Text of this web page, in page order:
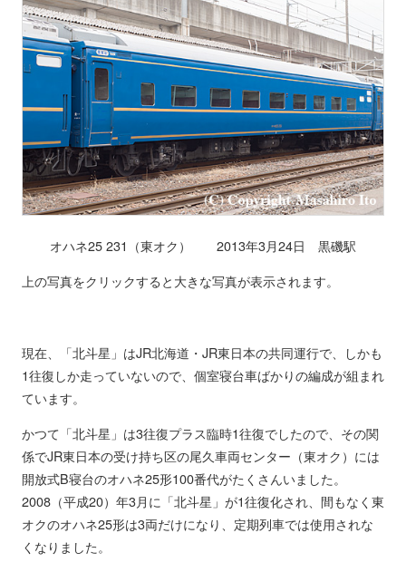
オハネ25 231（東オク） 2013年3月24日 黒磯駅
上の写真をクリックすると大きな写真が表示されます。
現在、「北斗星」はJR北海道・JR東日本の共同運行で、しかも
1往復しか走っていないので、個室寝台車ばかりの編成が組まれ
ています。
かつて「北斗星」は3往復プラス臨時1往復でしたので、その関
係でJR東日本の受け持ち区の尾久車両センター（東オク）には
開放式B寝台のオハネ25形100番代がたくさんいました。
2008（平成20）年3月に「北斗星」が1往復化され、間もなく東
オクのオハネ25形は3両だけになり、定期列車では使用されな
くなりました。